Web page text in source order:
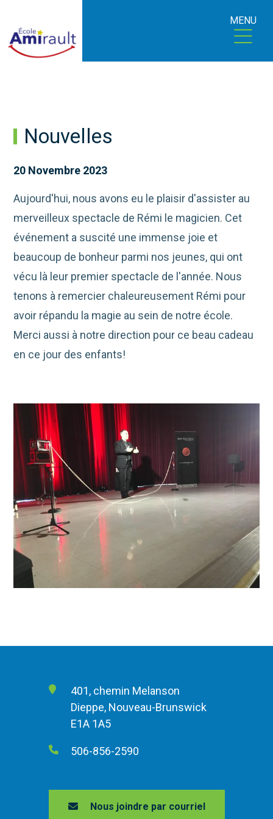
MENU
Nouvelles
20 Novembre 2023
Aujourd'hui, nous avons eu le plaisir d'assister au
merveilleux spectacle de Rémi le magicien. Cet
événement a suscité une immense joie et
beaucoup de bonheur parmi nos jeunes, qui ont
vécu là leur premier spectacle de l'année. Nous
tenons à remercier chaleureusement Rémi pour
avoir répandu la magie au sein de notre école.
Merci aussi à notre direction pour ce beau cadeau
en ce jour des enfants!
401, chemin Melanson
Dieppe, Nouveau-Brunswick
E1A 1A5
506-856-2590
Nous joindre par courriel